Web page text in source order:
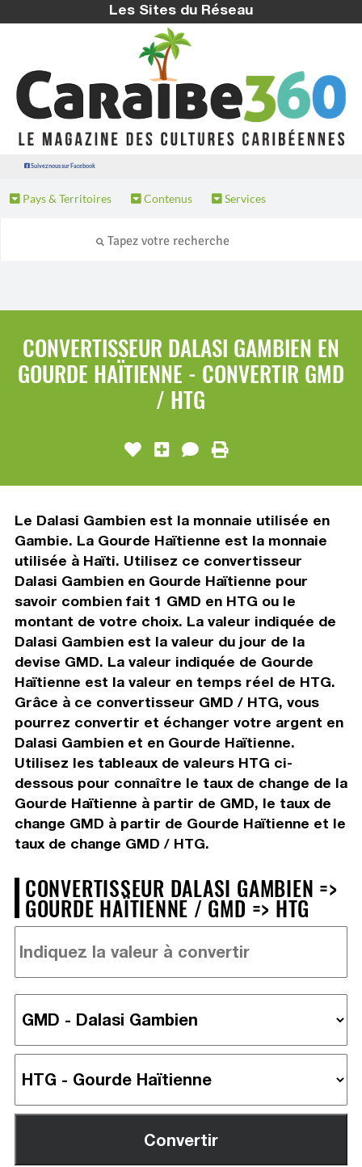
Les Sites du Réseau
Suivez nous sur Facebook
Pays & Territoires Contenus Services
CONVERTISSEUR DALASI GAMBIEN EN
GOURDE HAÏTIENNE - CONVERTIR GMD
/ HTG
Le Dalasi Gambien est la monnaie utilisée en
Gambie. La Gourde Haïtienne est la monnaie
utilisée à Haïti. Utilisez ce convertisseur
Dalasi Gambien en Gourde Haïtienne pour
savoir combien fait 1 GMD en HTG ou le
montant de votre choix. La valeur indiquée de
Dalasi Gambien est la valeur du jour de la
devise GMD. La valeur indiquée de Gourde
Haïtienne est la valeur en temps réel de HTG.
Grâce à ce convertisseur GMD / HTG, vous
pourrez convertir et échanger votre argent en
Dalasi Gambien et en Gourde Haïtienne.
Utilisez les tableaux de valeurs HTG ci-
dessous pour connaître le taux de change de la
Gourde Haïtienne à partir de GMD, le taux de
change GMD à partir de Gourde Haïtienne et le
taux de change GMD / HTG.
CONVERTISSEUR DALASI GAMBIEN =>
GOURDE HAÏTIENNE / GMD => HTG